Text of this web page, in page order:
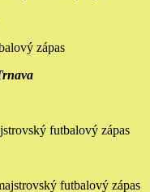
zápas
futbalový zápas
futbalový zápas